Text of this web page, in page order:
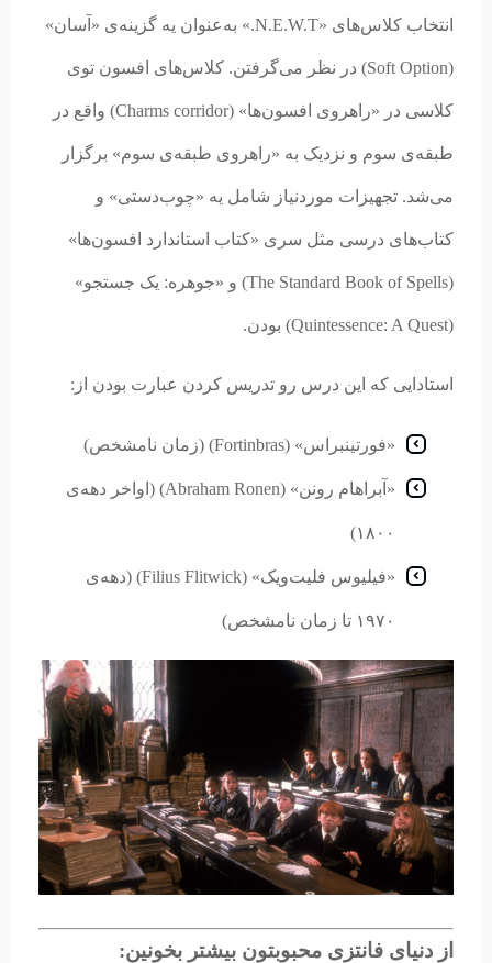
انتخاب کلاس‌های «N.E.W.T.» به‌عنوان یه گزینه‌ی «آسان»
(Soft Option) در نظر می‌گرفتن. کلاس‌های افسون توی
کلاسی در «راهروی افسون‌ها» (Charms corridor) واقع در
طبقه‌ی سوم و نزدیک به «راهروی طبقه‌ی سوم» برگزار
می‌شد. تجهیزات موردنیاز شامل یه «چوب‌دستی» و
کتاب‌های درسی مثل سری «کتاب استاندارد افسون‌ها»
(The Standard Book of Spells) و «جوهره: یک جستجو»
(Quintessence: A Quest) بودن.
استادایی که این درس رو تدریس کردن عبارت بودن از:
«فورتینبراس» (Fortinbras) (زمان نامشخص)
«آبراهام رونن» (Abraham Ronen) (اواخر دهه‌ی
۱۸۰۰)
«فیلیوس فلیت‌ویک» (Filius Flitwick) (دهه‌ی
۱۹۷۰ تا زمان نامشخص)
از دنیای فانتزی محبوبتون بیشتر بخونین: